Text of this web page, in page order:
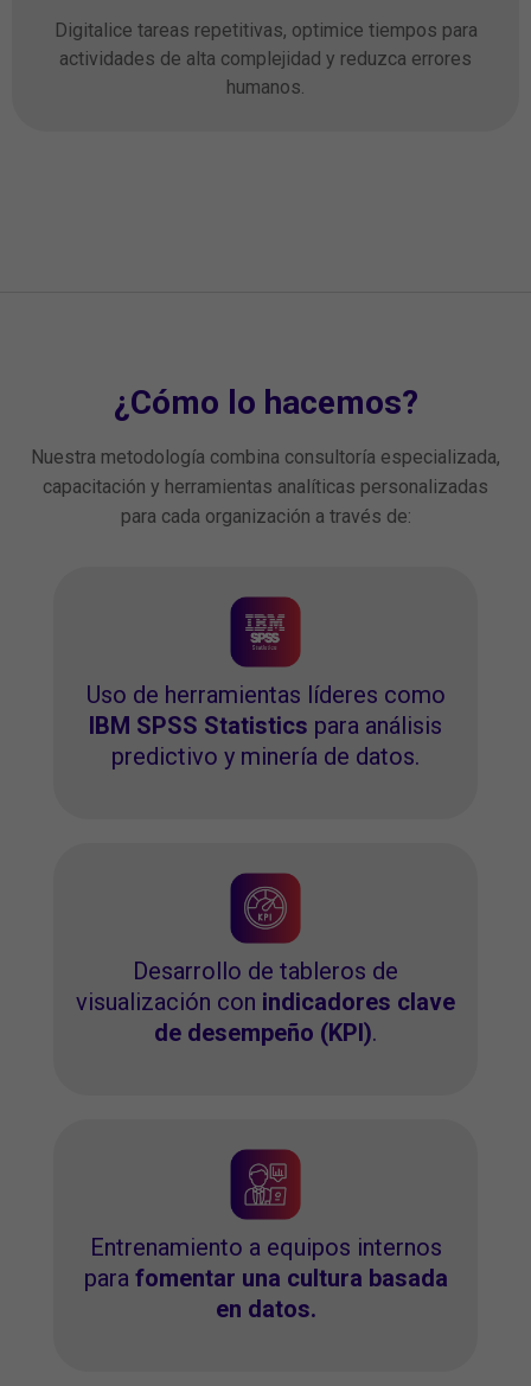
Digitalice tareas repetitivas, optimice tiempos para
actividades de alta complejidad y reduzca errores
humanos.
¿Cómo lo hacemos?
Nuestra metodología combina consultoría especializada,
capacitación y herramientas analíticas personalizadas
para cada organización a través de:
Uso de herramientas líderes como
IBM SPSS Statistics para análisis
predictivo y minería de datos.
Desarrollo de tableros de
visualización con indicadores clave
de desempeño (KPI).
Entrenamiento a equipos internos
para fomentar una cultura basada
en datos.